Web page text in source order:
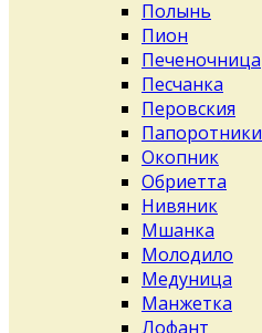
Полынь
Пион
Печеночница
Песчанка
Перовския
Папоротники
Окопник
Обриетта
Нивяник
Мшанка
Молодило
Медуница
Манжетка
Лофант